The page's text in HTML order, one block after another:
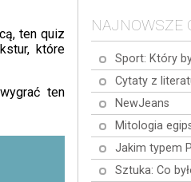
ten quiz
które
ten
NAJNOWSZE
Sport: Który
Cytaty z
NewJeans
Mitologia
Jakim typem
Sztuka: Co